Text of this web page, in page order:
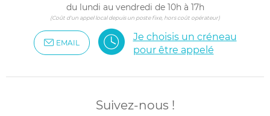
du lundi au vendredi de 10h à 17h
(Coût d'un appel local depuis un poste fixe, hors coût opérateur)
EMAIL
Je choisis un créneau
pour être appelé
Suivez-nous !